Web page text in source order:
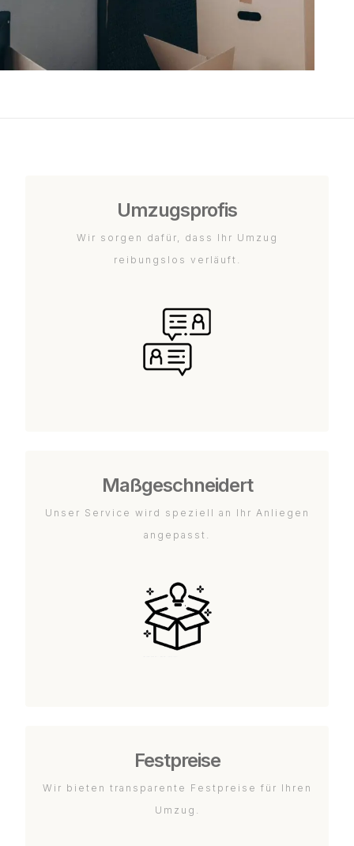
Umzugsprofis
Wir sorgen dafür, dass Ihr Umzug
reibungslos verläuft.
Maßgeschneidert
Unser Service wird speziell an Ihr Anliegen
angepasst.
Festpreise
Wir bieten transparente Festpreise für Ihren
Umzug.